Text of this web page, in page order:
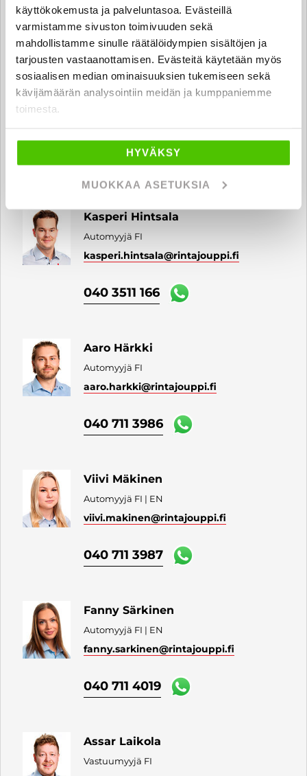
käyttökokemusta ja palveluntasoa. Evästeillä
varmistamme sivuston toimivuuden sekä
mahdollistamme sinulle räätälöidympien sisältöjen ja
tarjousten vastaanottamisen. Evästeitä käytetään myös
sosiaalisen median ominaisuuksien tukemiseen sekä
kävijämäärän analysointiin meidän ja kumppaniemme
toimesta.
HYVÄKSY
MUOKKAA ASETUKSIA
040 711 9885
040 711 3938
Kasperi Hintsala
Automyyjä FI
kasperi.hintsala@rintajouppi.fi
040 3511 166
Aaro Härkki
Automyyjä FI
aaro.harkki@rintajouppi.fi
040 711 3986
Viivi Mäkinen
Automyyjä FI | EN
viivi.makinen@rintajouppi.fi
040 711 3987
Fanny Särkinen
Automyyjä FI | EN
fanny.sarkinen@rintajouppi.fi
040 711 4019
Assar Laikola
Vastuumyyjä FI